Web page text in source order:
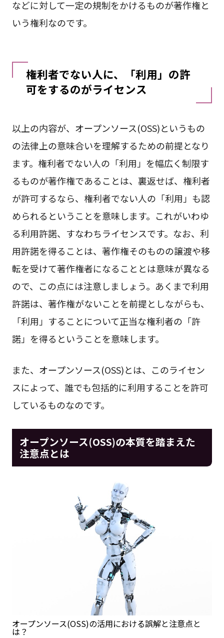
などに対して一定の規制をかけるものが著作権と
いう権利なのです。
権利者でない人に、「利用」の許
可をするのがライセンス
以上の内容が、オープンソース(OSS)というもの
の法律上の意味合いを理解するための前提となり
ます。権利者でない人の「利用」を幅広く制限す
るものが著作権であることは、裏返せば、権利者
が許可するなら、権利者でない人の「利用」も認
められるということを意味します。これがいわゆ
る利用許諾、すなわちライセンスです。なお、利
用許諾を得ることは、著作権そのものの譲渡や移
転を受けて著作権者になることとは意味が異なる
ので、この点には注意しましょう。あくまで利用
許諾は、著作権がないことを前提としながらも、
「利用」することについて正当な権利者の「許
諾」を得るということを意味します。
また、オープンソース(OSS)とは、このライセン
スによって、誰でも包括的に利用することを許可
しているものなのです。
オープンソース(OSS)の本質を踏まえた
注意点とは
オープンソース(OSS)の活用における誤解と注意点と
は？